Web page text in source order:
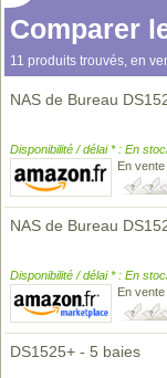
Comparer
11 produits trouvés, en
NAS de Bureau
Disponibilité / délai * : En
En
NAS de Bureau
Disponibilité / délai * : En
En
DS1525+ - 5 baies